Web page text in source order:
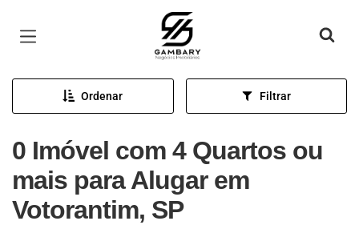
Página inicial
Ordenar Filtrar
0 Imóvel com 4 Quartos ou
mais para Alugar em
Votorantim, SP